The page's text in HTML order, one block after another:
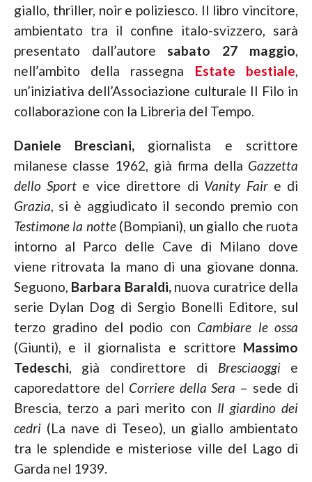
giallo, thriller, noir e poliziesco. Il libro vincitore,
ambientato tra il confine italo-svizzero, sarà
presentato dall’autore sabato 27 maggio,
nell’ambito della rassegna Estate bestiale,
un’iniziativa dell’Associazione culturale Il Filo in
collaborazione con la Libreria del Tempo.
Daniele Bresciani,
giornalista e scrittore
milanese classe 1962, già firma della Gazzetta
dello Sport e vice direttore di Vanity Faire di
Grazia, si è aggiudicato il secondo premio con
Testimone la notte(Bompiani), un giallo che ruota
intorno al Parco delle Cave di Milano dove
viene ritrovata la mano di una giovane donna.
Seguono, Barbara Baraldi, nuova curatrice della
serie Dylan Dog di Sergio Bonelli Editore, sul
terzo gradino del podio con Cambiare le ossa
(Giunti), e il giornalista e scrittore Massimo
Tedeschi, già condirettore di Bresciaoggie
caporedattore del Corriere della Sera – sede di
Brescia, terzo a pari merito con Il giardino dei
cedri(La nave di Teseo), un giallo ambientato
tra le splendide e misteriose ville del Lago di
Garda nel 1939.